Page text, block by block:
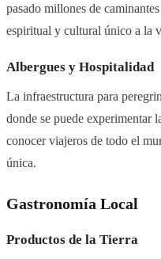
pasado millones de
espiritual y cultural único a la
Albergues y Hospitalidad
La infraestructura para
donde se puede experimentar
conocer viajeros de todo el
única.
Gastronomía Local
Productos de la Tierra